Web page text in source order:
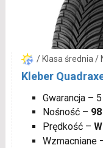
/ Klasa średnia /
Kleber
Gwarancja –
Nośność – 98
Prędkość – W
Wzmacniane